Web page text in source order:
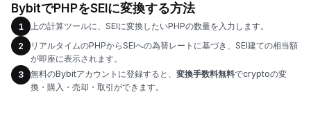
BybitでPHPをSEIに変換する方法
1
上の計算ツールに、SEIに変換したいPHPの数量を入力します。
2
リアルタイムのPHPからSEIへの為替レートに基づき、SEI建ての相当額
が即座に表示されます。
3
無料のBybitアカウントに登録すると、 変換手数料無料でcryptoの変
換・購入・売却・取引ができます。